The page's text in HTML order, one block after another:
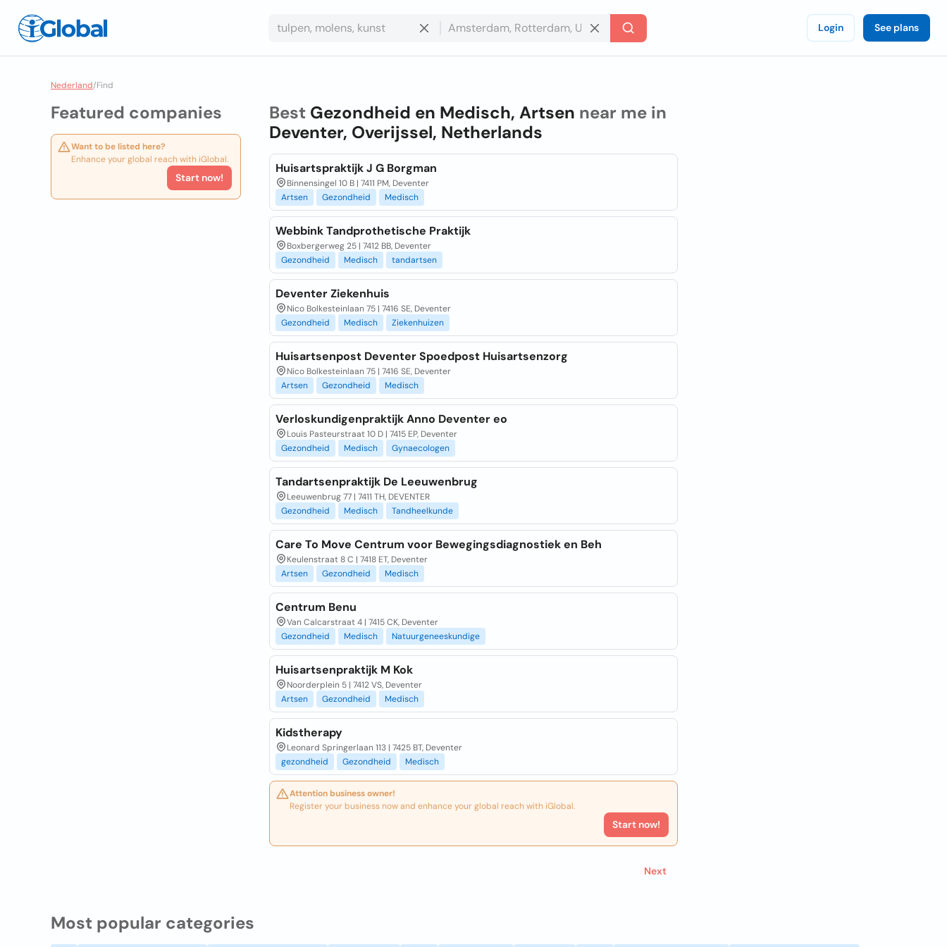
Login See plans
Nederland/Find
Featured companies
Want to be listed here?
Enhance your global reach with iGlobal.
Start now!
Best Gezondheid en Medisch, Artsen near me in
Deventer, Overijssel, Netherlands
Huisartspraktijk J G Borgman
Binnensingel 10 B | 7411 PM, Deventer
Artsen
Gezondheid Medisch
Webbink Tandprothetische Praktijk
Boxbergerweg 25 | 7412 BB, Deventer
Gezondheid
Medisch tandartsen
Deventer Ziekenhuis
Nico Bolkesteinlaan 75 | 7416 SE, Deventer
Gezondheid
Medisch Ziekenhuizen
Huisartsenpost Deventer Spoedpost Huisartsenzorg
Nico Bolkesteinlaan 75 | 7416 SE, Deventer
Artsen
Gezondheid Medisch
Verloskundigenpraktijk Anno Deventer eo
Louis Pasteurstraat 10 D | 7415 EP, Deventer
Gezondheid
Medisch Gynaecologen
Tandartsenpraktijk De Leeuwenbrug
Leeuwenbrug 77 | 7411 TH, DEVENTER
Gezondheid
Medisch Tandheelkunde
Care To Move Centrum voor Bewegingsdiagnostiek en Beh
Keulenstraat 8 C | 7418 ET, Deventer
Artsen
Gezondheid Medisch
Centrum Benu
Van Calcarstraat 4 | 7415 CK, Deventer
Gezondheid
Medisch Natuurgeneeskundige
Huisartsenpraktijk M Kok
Noorderplein 5 | 7412 VS, Deventer
Artsen
Gezondheid Medisch
Kidstherapy
Leonard Springerlaan 113 | 7425 BT, Deventer
gezondheid
Gezondheid Medisch
Attention business owner!
Register your business now and enhance your global reach with iGlobal.
Start now!
Next
Most popular categories